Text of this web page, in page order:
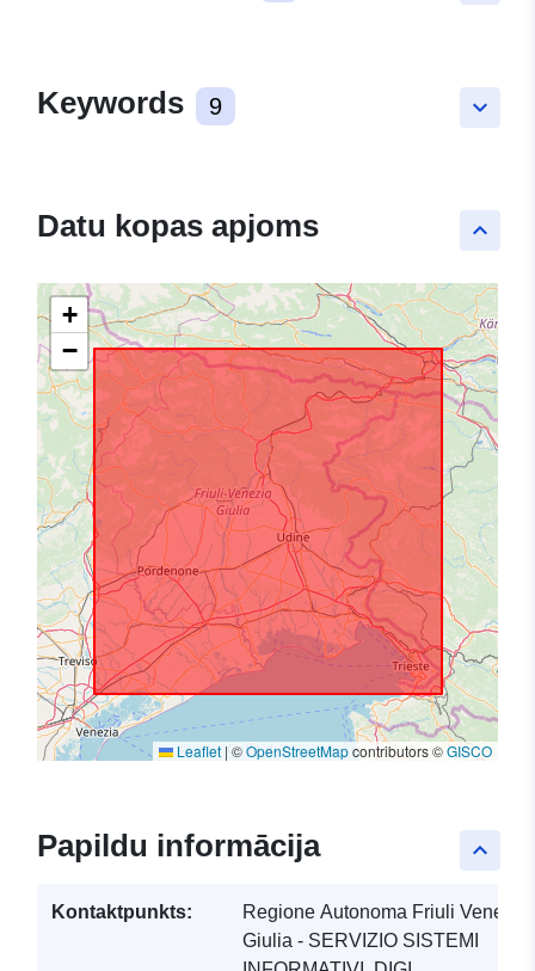
keyboard_arrow_down
Keywords 9
keyboard_arrow_up
Datu kopas apjoms
+
−
Leaflet |©OpenStreetMapcontributors ©GISCO
keyboard_arrow_up
Papildu informācija
Kontaktpunkts:
Regione Autonoma Friuli Venezia
Giulia - SERVIZIO SISTEMI